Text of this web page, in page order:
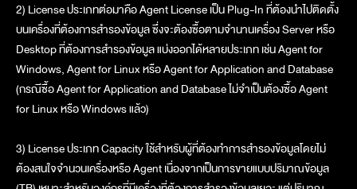
2) License ประเภทต่อมาคือ Agent License เป็น Plug-In ที่ต้องนำไปติดตั้ง
บนเครื่องที่ต้องการสำรองข้อมูล ซึ่งจะต้องซื้อตามจำนานเครื่อง Server หรือ
Desktop ที่ต้องการสำรองข้อมูล แบ่งออกได้หลายประเภท เช่น Agent for
Windows, Agent for Linux หรือ Agent for Application and Database
(กรณีซื้อ Agent for Application and Database ไม่จำเป็นต้องซื้อ Agent
for Linux หรือ Windows แล้ว)
3) License ประเภท Capacity ใช้สำหรับผู้ที่ต้องทำการสำรองข้อมูลโดยไม่
ต้องสนใจจำนวนเครื่องหรือ Agent เนื่องจากเป็นการขายแบบปริมาณข้อมูล